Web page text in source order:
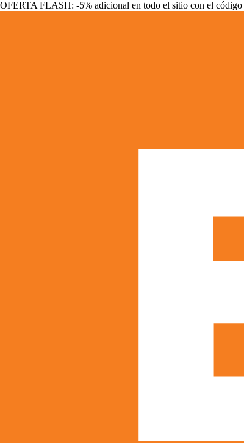
OFERTA FLASH: -5% adicional en todo el sitio con el código